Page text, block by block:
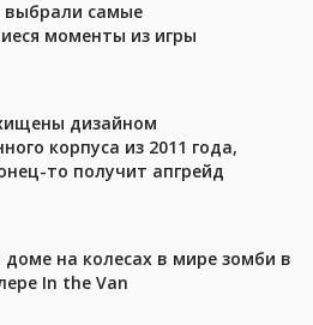
выбрали самые
моменты из игры
дизайном
корпуса из 2011 года,
то получит апгрейд
на колесах в мире зомби в
In the Van